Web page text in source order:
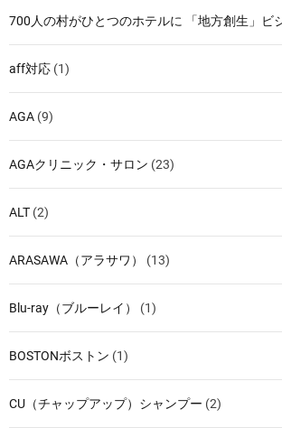
700人の村がひとつのホテルに 「地方創生」ビ
aff対応 (1)
AGA (9)
AGAクリニック・サロン (23)
ALT (2)
ARASAWA（アラサワ） (13)
Blu-ray（ブルーレイ） (1)
BOSTONボストン (1)
CU（チャップアップ）シャンプー (2)